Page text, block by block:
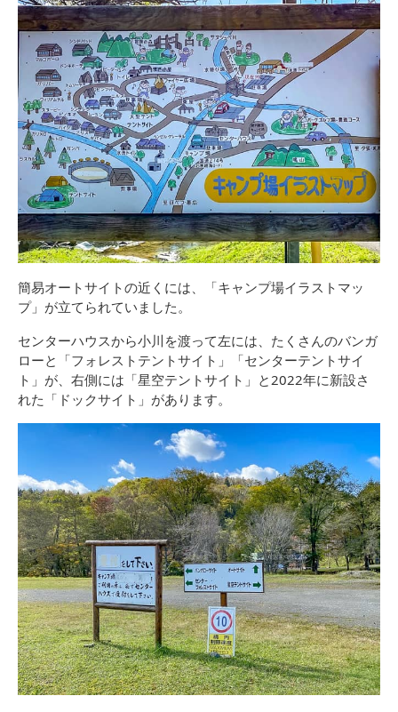
簡易オートサイトの近くには、「キャンプ場イラストマッ
プ」が立てられていました。
センターハウスから小川を渡って左には、たくさんのバンガ
ローと「フォレストテントサイト」「センターテントサイ
ト」が、右側には「星空テントサイト」と2022年に新設さ
れた「ドックサイト」があります。